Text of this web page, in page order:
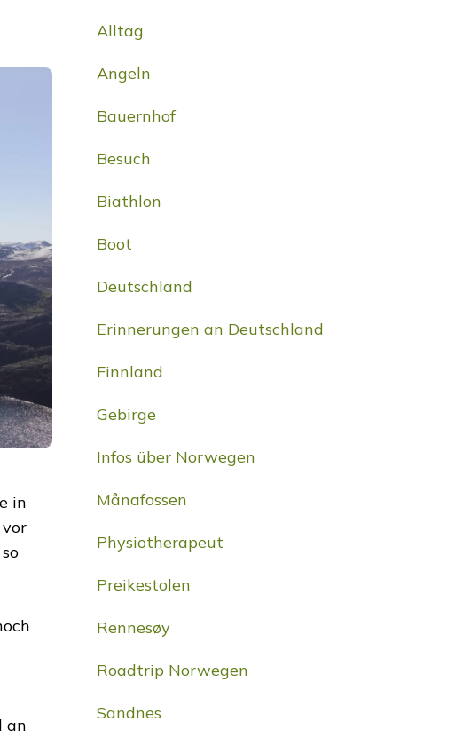
in
an
Alltag
Angeln
Bauernhof
Besuch
Biathlon
Boot
Deutschland
Erinnerungen an Deutschland
Finnland
Gebirge
Infos über Norwegen
Månafossen
Physiotherapeut
Preikestolen
Rennesøy
Roadtrip Norwegen
Sandnes